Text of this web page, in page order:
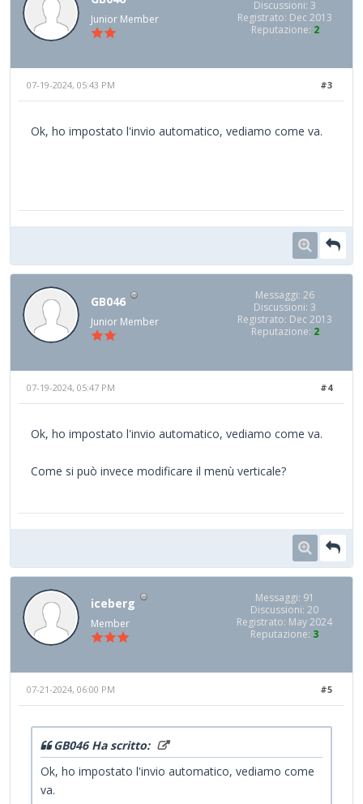
Junior Member
Discussioni: 3
Registrato: Dec 2013
Reputazione: 2
#3
07-19-2024, 05:43 PM
Ok, ho impostato l'invio automatico, vediamo come va.
GB046
Junior Member
Messaggi: 26
Discussioni: 3
Registrato: Dec 2013
Reputazione: 2
#4
07-19-2024, 05:47 PM
Ok, ho impostato l'invio automatico, vediamo come va.
Come si può invece modificare il menù verticale?
iceberg
Member
Messaggi: 91
Discussioni: 20
Registrato: May 2024
Reputazione: 3
#5
07-21-2024, 06:00 PM
GB046 Ha scritto:
Ok, ho impostato l'invio automatico, vediamo come
va.